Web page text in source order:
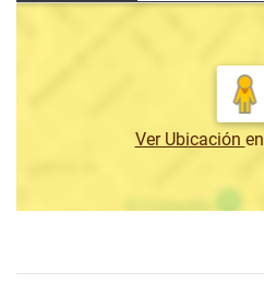
Ver Ubicación en